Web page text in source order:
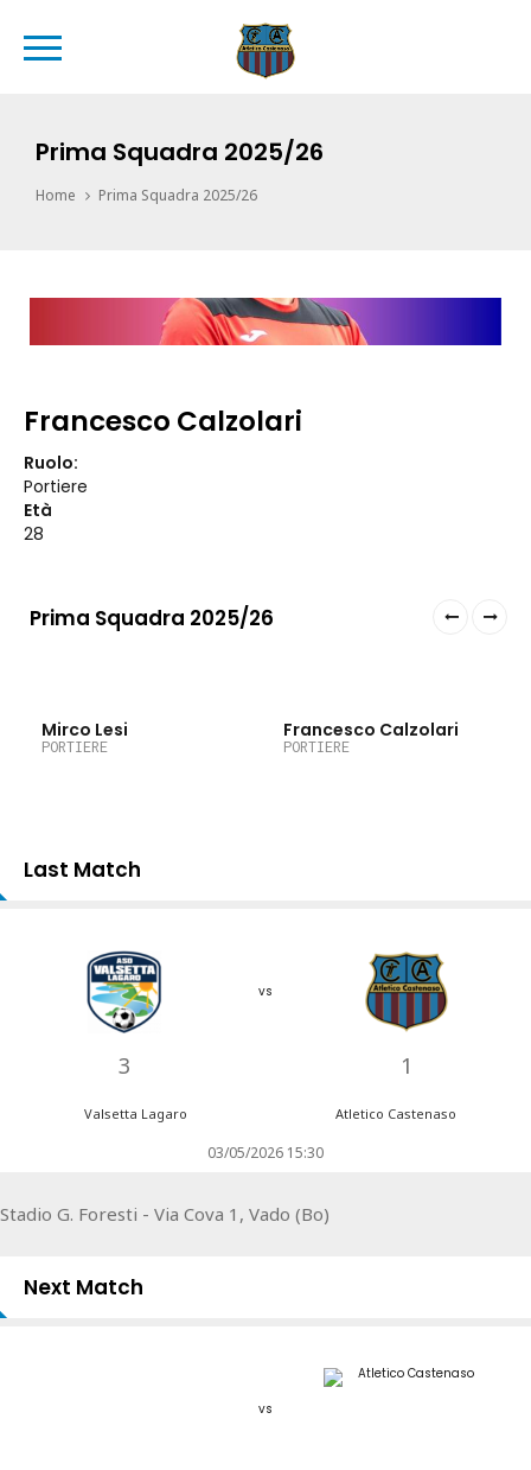
Prima Squadra 2025/26
Home Prima Squadra 2025/26
Francesco Calzolari
Ruolo:
Portiere
Età
28
Prima Squadra 2025/26
Mirco Lesi
PORTIERE
Francesco Calzolari
PORTIERE
Last Match
3
vs
1
Valsetta Lagaro Atletico Castenaso
03/05/2026 15:30
Stadio G. Foresti - Via Cova 1, Vado (Bo)
Next Match
vs